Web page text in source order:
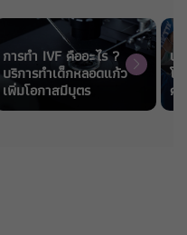
การทำ IVF คืออะไร ?
บริการทำเด็กหลอดแก้ว
เพิ่มโอกาสมีบุตร
บ
โ
ค